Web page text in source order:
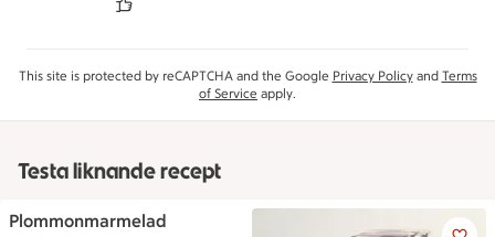
This site is protected by reCAPTCHA and the Google Privacy Policyand Terms
of Service apply.
Testa liknande recept
Plommonmarmelad